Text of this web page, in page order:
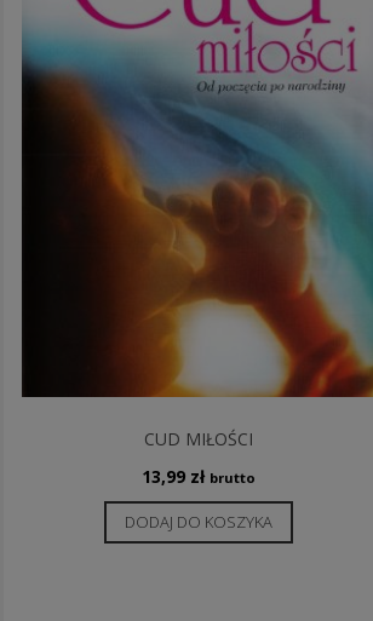
CUD MIŁOŚCI
13,99 zł brutto
DODAJ DO KOSZYKA